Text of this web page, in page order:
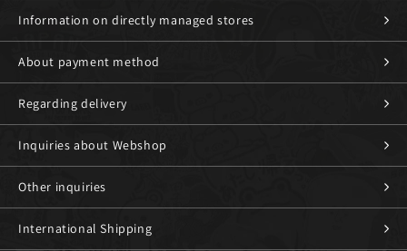
Information on directly managed stores
About payment method
Regarding delivery
Inquiries about Webshop
Other inquiries
International Shipping